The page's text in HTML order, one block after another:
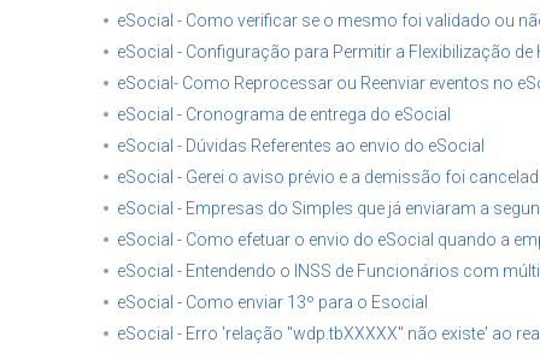
eSocial - Como verificar se o mesmo foi validado ou
eSocial - Configuração para Permitir a Flexibilização
eSocial- Como Reprocessar ou Reenviar eventos no
eSocial - Cronograma de entrega do eSocial
eSocial - Dúvidas Referentes ao envio do eSocial
eSocial - Gerei o aviso prévio e a demissão foi
eSocial - Empresas do Simples que já enviaram a
eSocial - Como efetuar o envio do eSocial quando a
eSocial - Entendendo o INSS de Funcionários com
eSocial - Como enviar 13º para o Esocial
eSocial - Erro 'relação "wdp.tbXXXXX" não existe' ao